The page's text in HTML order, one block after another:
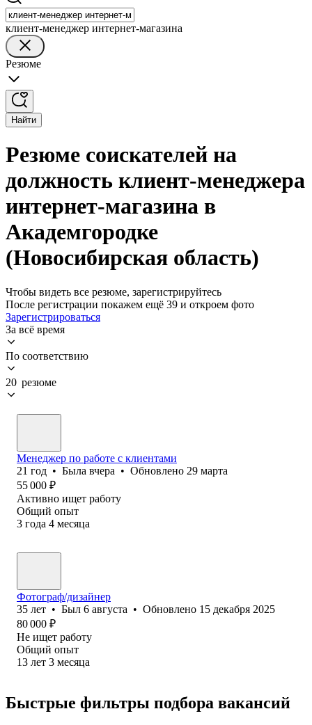
клиент-менеджер интернет-магазина
Резюме
Найти
Резюме соискателей на
должность клиент-менеджера
интернет-магазина в
Академгородке
(Новосибирская область)
Чтобы видеть все резюме, зарегистрируйтесь
После регистрации покажем ещё 39 и откроем фото
Зарегистрироваться
За всё время
По соответствию
20 резюме
Менеджер по работе с клиентами
21 год • Была вчера • Обновлено 29 марта
55 000 ₽
Активно ищет работу
Общий опыт
3 года 4 месяца
Фотограф/дизайнер
35 лет • Был 6 августа • Обновлено 15 декабря 2025
80 000 ₽
Не ищет работу
Общий опыт
13 лет 3 месяца
Быстрые фильтры подбора вакансий